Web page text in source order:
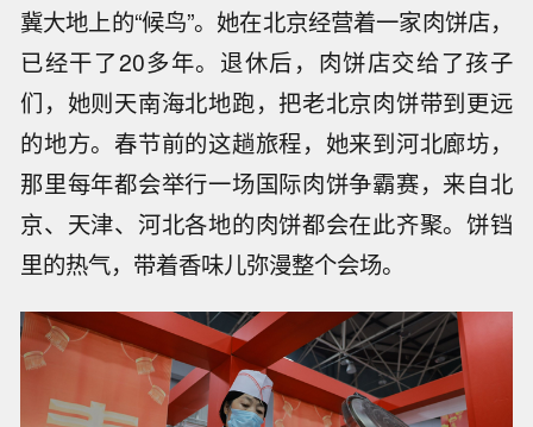
冀大地上的“候鸟”。她在北京经营着一家肉饼店，
已经干了20多年。退休后，肉饼店交给了孩子
们，她则天南海北地跑，把老北京肉饼带到更远
的地方。春节前的这趟旅程，她来到河北廊坊，
那里每年都会举行一场国际肉饼争霸赛，来自北
京、天津、河北各地的肉饼都会在此齐聚。饼铛
里的热气，带着香味儿弥漫整个会场。